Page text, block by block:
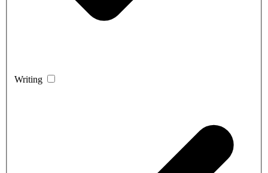
Writing